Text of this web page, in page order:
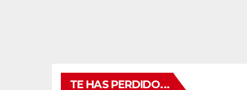
TE HAS PERDIDO...